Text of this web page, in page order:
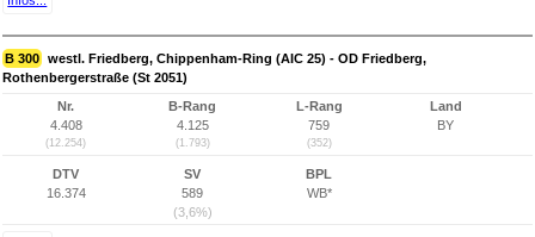
B 300 westl. Friedberg, Chippenham-Ring (AIC 25) - OD Friedberg,
Rothenbergerstraße (St 2051)
Nr.
4.408
(12.254)
B-Rang
4.125
(1.793)
L-Rang
759
(352)
Land
BY
DTV
16.374
SV
589
(3,6%)
BPL
WB*